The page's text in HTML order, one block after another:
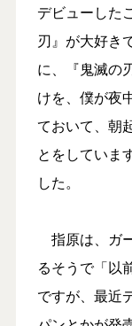
デビューした
刃』が大好き
に、『鬼滅の
けを、僕が夜
ておいて、朝
とをしていま
した。
指原は、ガ
るそうで「以
ですが、最近